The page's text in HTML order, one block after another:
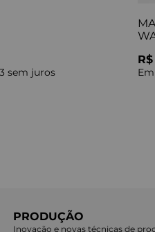
sem juros
PRODUÇÃO
Inovação e novas técnicas de